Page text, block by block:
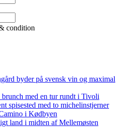
condition
byder på svensk vin og maximal
med en tur rundt i Tivoli
spisested med to michelinstjerner
i Kødbyen
land i midten af Mellemøsten